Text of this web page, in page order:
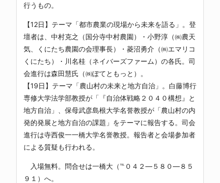
行うもの。
【12日】テーマ「都市農業の現場から未来を語る」。登
壇者は、中村克之（国分寺中村農園）・小野淳（㈱農天
気、くにたち農園の会理事長）・菱沼勇介（㈱エマリコ
くにたち）・川名桂（ネイバーズファーム）の各氏。司
会進行は森田慧氏（㈱ぽてともっと）。
【19日】テーマ「農山村の未来と地方自治」。白藤博行
専修大学法学部教授が「『自治体戦略２０４０構想』と
地方自治」、保母武彦島根大学名誉教授が「農山村の内
発的発展と地方自治の課題」をテーマに報告する。司会
進行は寺西俊一一橋大学名誉教授。報告者と会場参加者
による質疑も行われる。
入場無料。問合せは一橋大（℡０４２―５８０―８５
９１）へ。